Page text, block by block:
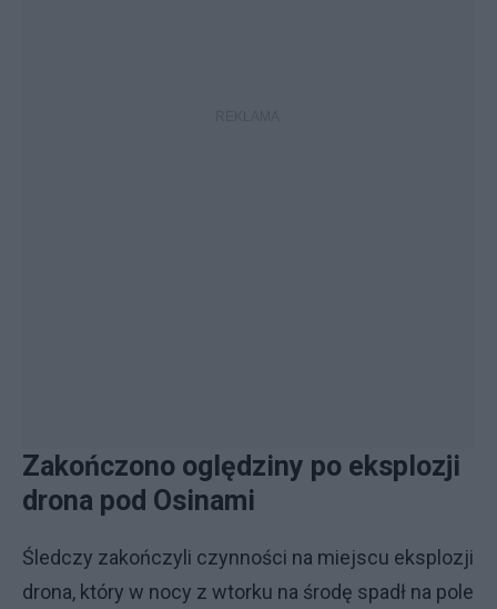
Zakończono oględziny po eksplozji
drona pod Osinami
Śledczy zakończyli czynności na miejscu eksplozji
drona, który w nocy z wtorku na środę spadł na pole